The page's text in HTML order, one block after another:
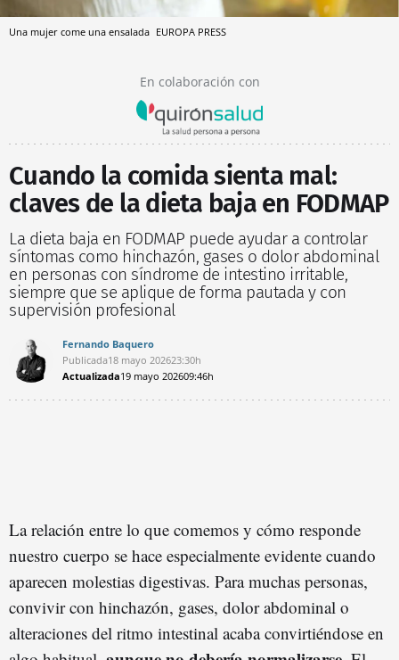
Una mujer come una ensalada EUROPA PRESS
En colaboración con
Cuando la comida sienta mal:
claves de la dieta baja en FODMAP
La dieta baja en FODMAP puede ayudar a controlar
síntomas como hinchazón, gases o dolor abdominal
en personas con síndrome de intestino irritable,
siempre que se aplique de forma pautada y con
supervisión profesional
Fernando Baquero
Publicada18 mayo 202623:30h
Actualizada19 mayo 202609:46h
La relación entre lo que comemos y cómo responde
nuestro cuerpo se hace especialmente evidente cuando
aparecen molestias digestivas. Para muchas personas,
convivir con hinchazón, gases, dolor abdominal o
alteraciones del ritmo intestinal acaba convirtiéndose en